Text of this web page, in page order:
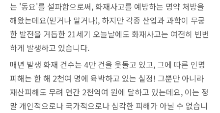
는 '동요'를 설파함으로써, 화재사고를 예방하는 명약 처방을
해왔는데요(믿거나 말거나), 하지만 각종 산업과 과학이 무궁
한 발전을 거듭한 21세기 오늘날에도 화재사고는 여전히 빈번
하게 발생하고 있습니다.
매년 발생 화재 건수는 4만 건을 웃돌고 있고, 그에 따른 인명
피해는 한 해 2천여 명에 육박하고 있는 실정! 그뿐만 아니라
재산피해도 무려 연간 2천억여 원에 달하고 있는데요, 이는 정
말 개인적으로나 국가적으로나 심각한 피해가 아닐 수 없습니